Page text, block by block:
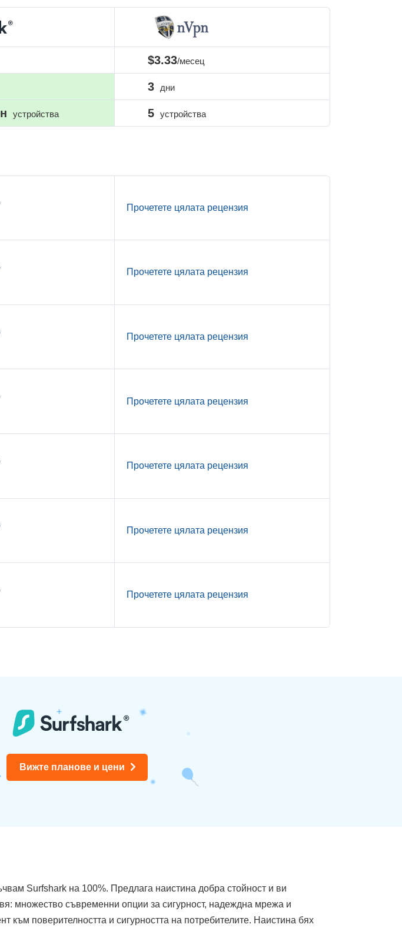
устройства
$3.33/месец
3 дни
5 устройства
Прочетете цялата рецензия
Прочетете цялата рецензия
Прочетете цялата рецензия
Прочетете цялата рецензия
Прочетете цялата рецензия
Прочетете цялата рецензия
Прочетете цялата рецензия
Вижте планове и цени
Surfshark на 100%. Предлага наистина добра стойност и ви
множество съвременни опции за сигурност, надеждна мрежа и
към поверителността и сигурността на потребителите. Наистина бях